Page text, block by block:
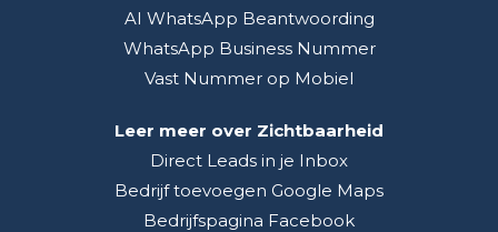
AI WhatsApp Beantwoording
WhatsApp Business Nummer
Vast Nummer op Mobiel
Leer meer over Zichtbaarheid
Direct Leads in je Inbox
Bedrijf toevoegen Google Maps
Bedrijfspagina Facebook